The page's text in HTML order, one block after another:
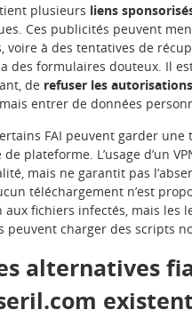
plusieurs liens
Ces publicités peuvent
voire à des tentatives de
des formulaires douteux. Il
de refuser les
entrer de données
FAI peuvent garder une
plateforme. L’usage d’un
mais ne garantit pas
téléchargement n’est
aux fichiers infectés, mais les
peuvent charger des scripts
alternatives